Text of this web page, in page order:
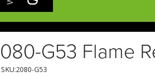
G53 Flame
SKU:2080-G53